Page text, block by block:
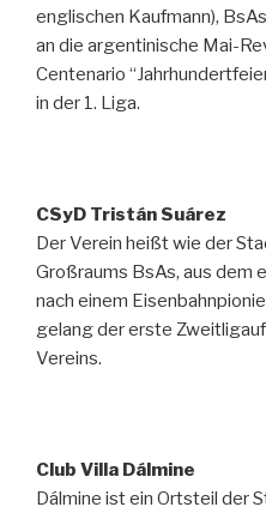
englischen Kaufmann),
an die argentinische Mai-
Centenario
in der 1. Liga.
CSyD Tristán Suárez
Der Verein heißt wie der
Großraums BsAs, aus dem
nach einem
gelang der erste
Vereins.
Club Villa Dálmine
Dálmine ist ein Ortsteil der